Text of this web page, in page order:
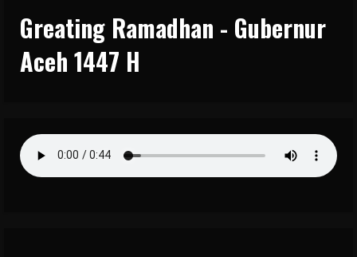
Greating Ramadhan - Gubernur
Aceh 1447 H